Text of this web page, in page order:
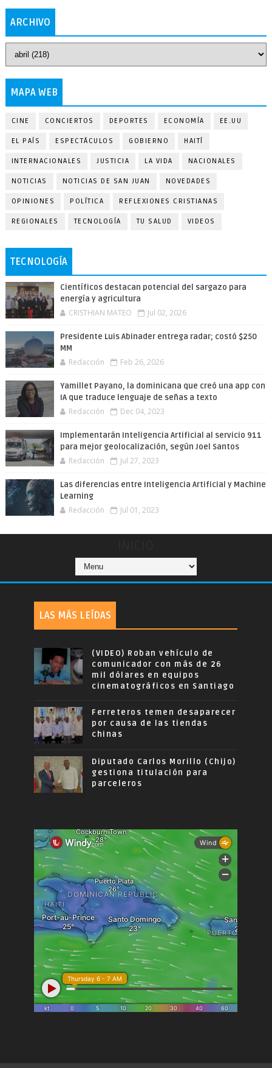
ARCHIVO
MAPA WEB
CINE CONCIERTOS DEPORTES ECONOMÍA EE.UU
EL PAÍS ESPECTÁCULOS GOBIERNO HAITÍ
INTERNACIONALES JUSTICIA LA VIDA NACIONALES
NOTICIAS NOTICIAS DE SAN JUAN NOVEDADES
OPINIONES POLÍTICA REFLEXIONES CRISTIANAS
REGIONALES TECNOLOGÍA TU SALUD VIDEOS
TECNOLOGÍA
Científicos destacan potencial del sargazo para
energía y agricultura
CRISTHIAN MATEO Jul 02, 2026
Presidente Luis Abinader entrega radar; costó $250
MM
Redacción Feb 26, 2026
Yamillet Payano, la dominicana que creó una app con
IA que traduce lenguaje de señas a texto
Redacción Dec 04, 2023
Implementarán Inteligencia Artificial al servicio 911
para mejor geolocalización, según Joel Santos
Redacción Jul 27, 2023
Las diferencias entre Inteligencia Artificial y Machine
Learning
Redacción Jul 01, 2023
LAS MÁS LEÍDAS
(VIDEO) Roban vehículo de
comunicador con más de 26
mil dólares en equipos
cinematográficos en Santiago
Ferreteros temen desaparecer
por causa de las tiendas
chinas
Diputado Carlos Morillo (Chijo)
gestiona titulación para
parceleros